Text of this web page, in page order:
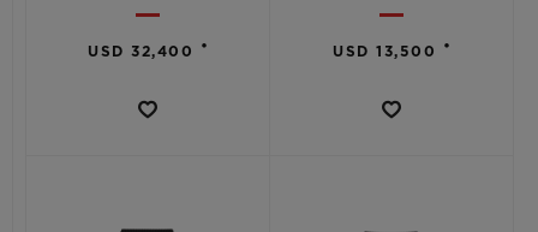
USD 32,400 • USD 13,500 •